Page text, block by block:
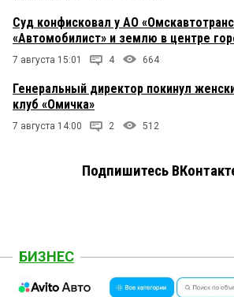
Суд конфисковал у АО
«Автомобилист» и землю в центре
7 августа 15:01 4 664
Генеральный директор покинул
клуб «Омичка»
7 августа 14:00 2 512
Подпишитесь
БИЗНЕС